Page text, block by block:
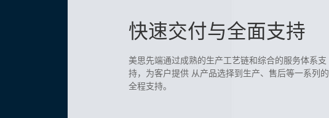
快速交付与全面支持
美思先端通过成熟的生产工艺链和综合的服务体系支
持，为客户提供 从产品选择到生产、售后等一系列的
全程支持。